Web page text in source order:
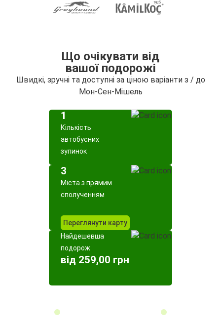
Що очікувати від
вашої подорожі
Швидкі, зручні та доступні за ціною варіанти з / до
Мон-Сен-Мішель
1
Кількість
автобусних
зупинок
3
Міста з прямим
сполученням
Переглянути карту
Найдешевша
подорож
від 259,00 грн